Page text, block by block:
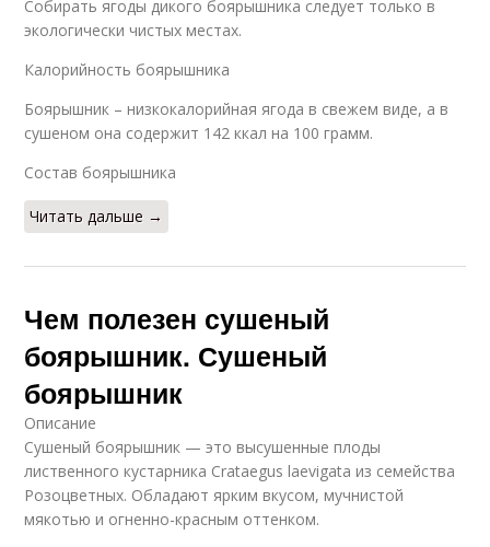
Собирать ягоды дикого боярышника следует только в
экологически чистых местах.
Калорийность боярышника
Боярышник – низкокалорийная ягода в свежем виде, а в
сушеном она содержит 142 ккал на 100 грамм.
Состав боярышника
Читать дальше →
Чем полезен сушеный
боярышник. Сушеный
боярышник
Описание
Сушеный боярышник — это высушенные плоды
лиственного кустарника Crataegus laevigata из семейства
Розоцветных. Обладают ярким вкусом, мучнистой
мякотью и огненно-красным оттенком.